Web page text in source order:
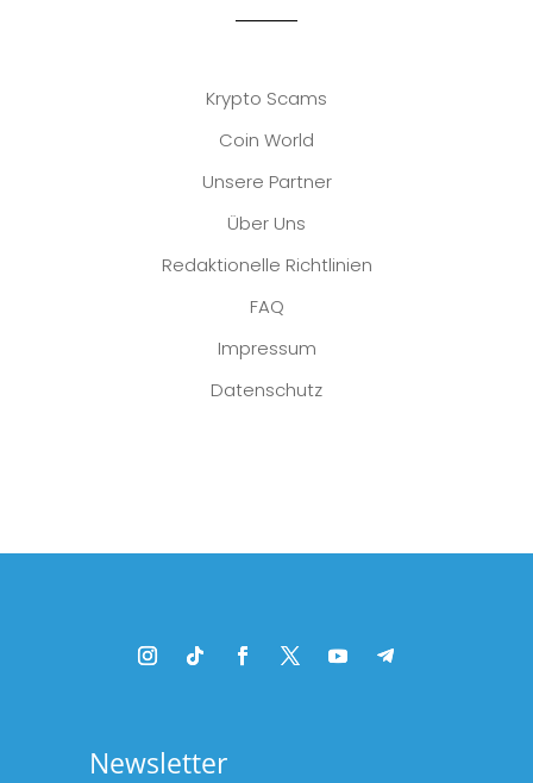
Krypto Scams
Coin World
Unsere Partner
Über Uns
Redaktionelle Richtlinien
FAQ
Impressum
Datenschutz
Newsletter